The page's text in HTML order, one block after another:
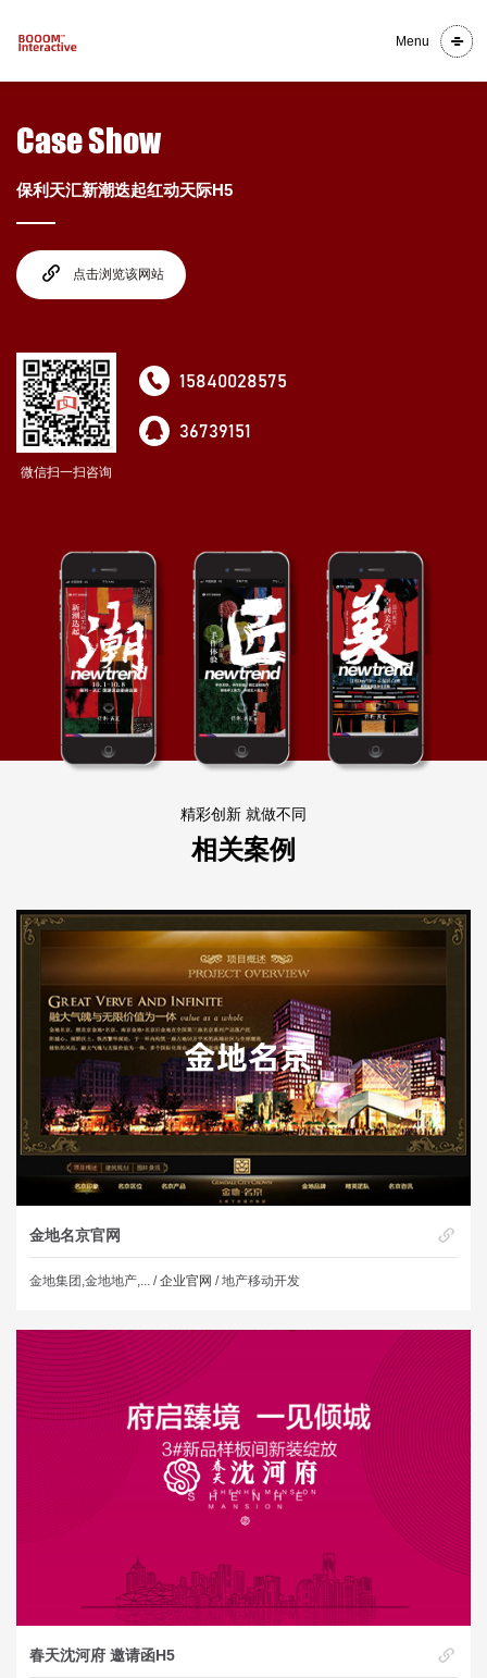
Menu
Case Show
保利天汇新潮迭起红动天际H5
点击浏览该网站
微信扫一扫咨询
15840028575
36739151
精彩创新 就做不同
相关案例
金地名京官网
金地集团,金地地产,... /企业官网 / 地产移动开发
春天沈河府 邀请函H5